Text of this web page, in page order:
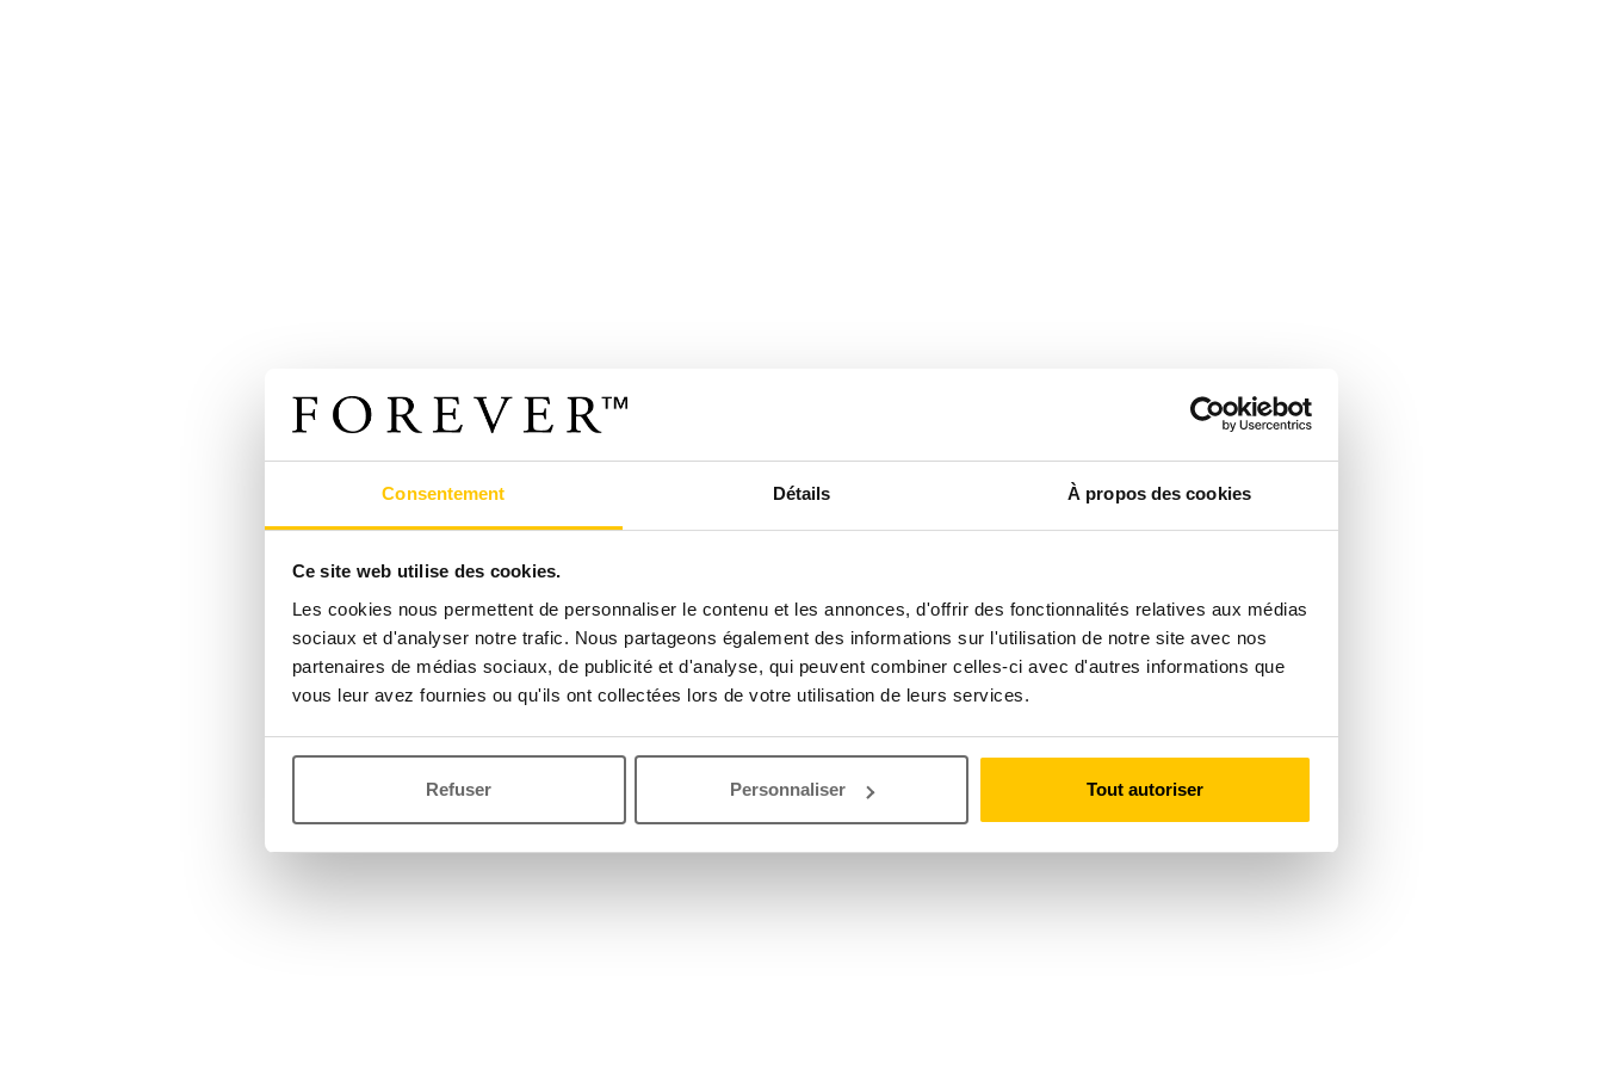
Consentement Détails À propos des cookies
Ce site web utilise des cookies.
Les cookies nous permettent de personnaliser le contenu et les annonces, d'offrir des fonctionnalités relatives aux médias
sociaux et d'analyser notre trafic. Nous partageons également des informations sur l'utilisation de notre site avec nos
partenaires de médias sociaux, de publicité et d'analyse, qui peuvent combiner celles-ci avec d'autres informations que
vous leur avez fournies ou qu'ils ont collectées lors de votre utilisation de leurs services.
Refuser Personnaliser Tout autoriser